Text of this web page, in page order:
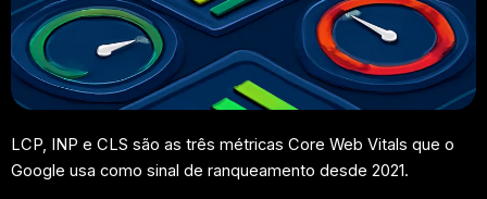
LCP, INP e CLS são as três métricas Core Web Vitals que o
Google usa como sinal de ranqueamento desde 2021.